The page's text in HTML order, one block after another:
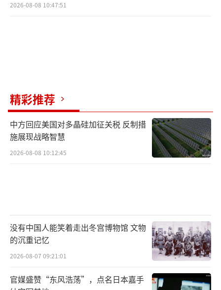
2026-08-08 10:47:51
精彩推荐
中方回应美国对多晶硅加征关税 反制措
施展现战略智慧
2026-08-08 10:12:45
没有中国人能笑着走出冬宫博物馆 文物
的沉重记忆
2026-08-07 09:21:01
官媒盛赞“东风浩荡”，点名日本嘉手